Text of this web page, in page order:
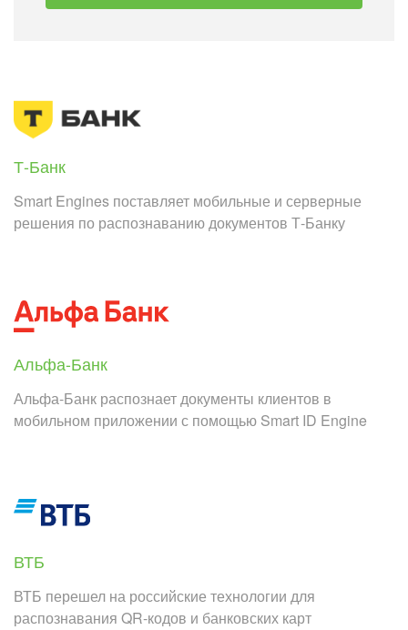
Т-Банк
Smart Engines поставляет мобильные и серверные
решения по распознаванию документов Т-Банку
Альфа-Банк
Альфа-Банк распознает документы клиентов в
мобильном приложении с помощью Smart ID Engine
ВТБ
ВТБ перешел на российские технологии для
распознавания QR-кодов и банковских карт